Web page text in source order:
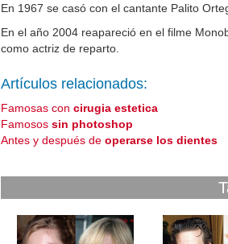
En 1967 se casó con el cantante Palito
En el año 2004 reapareció en el filme
como actriz de reparto.
Artículos relacionados:
Famosas concirugia estetica
Famosossin photoshop
Antes y después deoperarse los dientes